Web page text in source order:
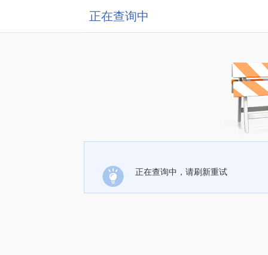
正在查询中
正在查询中，请刷新重试